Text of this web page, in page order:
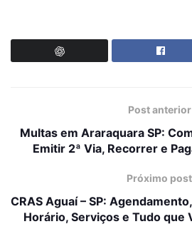
Post anterior
Multas em Araraquara SP:
Emitir 2ª Via, Recorrer e
Próximo post
CRAS Aguaí – SP:
Horário, Serviços e Tudo que